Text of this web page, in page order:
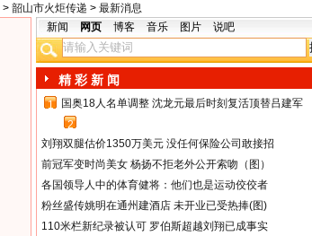
> 韶山市火炬传递 > 最新消息
新闻 网页 博客 音乐 图片 说吧
精 彩 新 闻
1
国奥18人名单调整 沈龙元最后时刻复活顶替吕建军
2
刘翔双腿估价1350万美元 没任何保险公司敢接招
前冠军变时尚美女 杨扬不拒老外公开索吻（图）
各国领导人中的体育健将：他们也是运动佼佼者
粉丝盛传姚明在通州建酒店 未开业已受热捧(图)
110米栏新纪录被认可 罗伯斯超越刘翔已成事实